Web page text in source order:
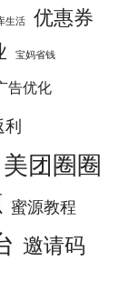
生活 优惠券
宝妈省钱
告优化
美团圈圈
蜜源教程
邀请码